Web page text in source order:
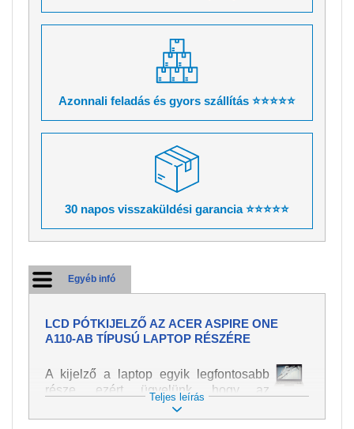
Azonnali feladás és gyors szállítás ⭐⭐⭐⭐⭐
30 napos visszaküldési garancia ⭐⭐⭐⭐⭐
Egyéb infó
LCD PÓTKIJELZŐ AZ ACER ASPIRE ONE
A110-AB TÍPUSÚ LAPTOP RÉSZÉRE
A kijelző a laptop egyik legfontosabb
része, ezért ügyelünk, hogy az
pótalkatrész a legjobb minőségű
legyen. A kép és szöveg különféle
Teljes leírás